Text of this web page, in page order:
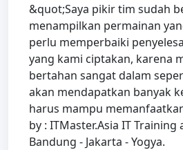
&quot;Saya pikir tim sudah
menampilkan permainan
perlu memperbaiki
yang kami ciptakan, karena
bertahan sangat dalam
akan mendapatkan banyak
harus mampu
by : ITMaster.Asia IT
Bandung - Jakarta - Yogya.